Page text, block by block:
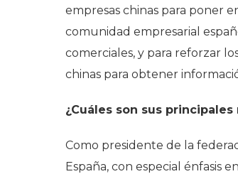
empresas chinas para poner
comunidad empresarial
comerciales, y para reforzar
chinas para obtener
¿Cuáles son sus
Como presidente de la
España, con especial énfasis